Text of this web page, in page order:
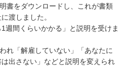
書をダウンロードし、これが書類
渡しました。
週間くらいかかる」と説明を受けま
れ「解雇していない」「あなたに
出さない」などと説明を変えられ